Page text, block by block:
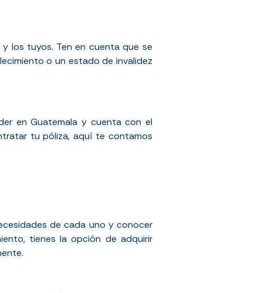
los tuyos. Ten en cuenta que se
o un estado de invalidez
en Guatemala y cuenta con el
tu póliza, aquí te contamos
de cada uno y conocer
tienes la opción de adquirir